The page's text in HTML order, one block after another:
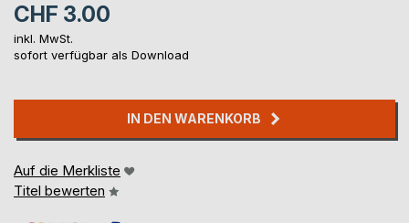
CHF 3.00
inkl. MwSt.
sofort verfügbar als Download
IN DEN WARENKORB
Auf die Merkliste
Titel bewerten